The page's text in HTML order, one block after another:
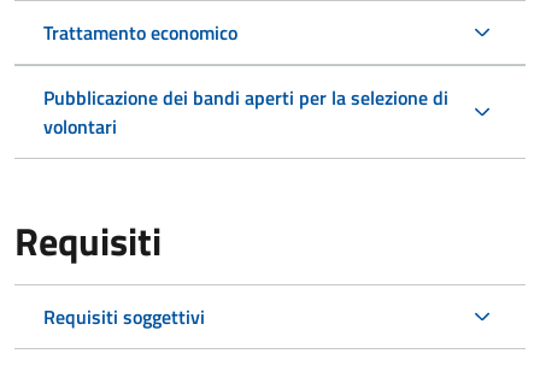
Trattamento economico
Pubblicazione dei bandi aperti per la selezione di
volontari
Requisiti
Requisiti soggettivi